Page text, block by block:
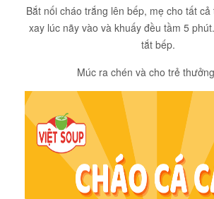
Bắt nối cháo trắng lên bếp, mẹ cho tất
xay lúc nãy vào và khuấy đều tầm 5
tắt bếp.
Múc ra chén và cho trẻ